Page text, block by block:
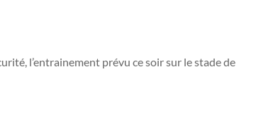
l’entrainement prévu ce soir sur le stade de